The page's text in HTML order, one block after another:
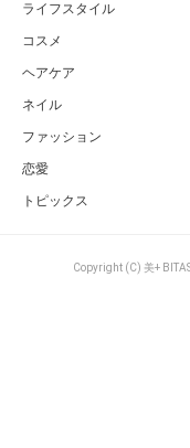
ライフスタイル
コスメ
ヘアケア
ネイル
ファッション
恋愛
トピックス
Copyright (C) 美+